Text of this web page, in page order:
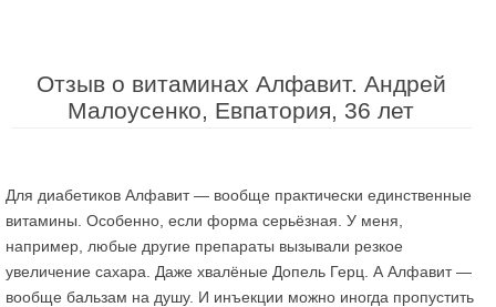
Отзыв о витаминах Алфавит. Андрей
Малоусенко, Евпатория, 36 лет
Для диабетиков Алфавит — вообще практически единственные
витамины. Особенно, если форма серьёзная. У меня,
например, любые другие препараты вызывали резкое
увеличение сахара. Даже хвалёные Допель Герц. А Алфавит —
вообще бальзам на душу. И инъекции можно иногда пропустить